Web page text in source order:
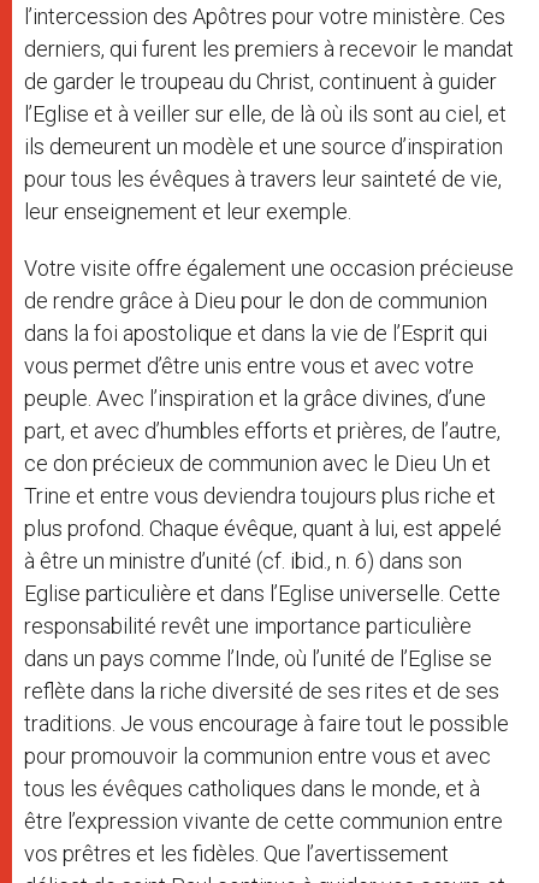
l’intercession des Apôtres pour votre ministère. Ces
derniers, qui furent les premiers à recevoir le mandat
de garder le troupeau du Christ, continuent à guider
l’Eglise et à veiller sur elle, de là où ils sont au ciel, et
ils demeurent un modèle et une source d’inspiration
pour tous les évêques à travers leur sainteté de vie,
leur enseignement et leur exemple.
Votre visite offre également une occasion précieuse
de rendre grâce à Dieu pour le don de communion
dans la foi apostolique et dans la vie de l’Esprit qui
vous permet d’être unis entre vous et avec votre
peuple. Avec l’inspiration et la grâce divines, d’une
part, et avec d’humbles efforts et prières, de l’autre,
ce don précieux de communion avec le Dieu Un et
Trine et entre vous deviendra toujours plus riche et
plus profond. Chaque évêque, quant à lui, est appelé
à être un ministre d’unité (cf. ibid., n. 6) dans son
Eglise particulière et dans l’Eglise universelle. Cette
responsabilité revêt une importance particulière
dans un pays comme l’Inde, où l’unité de l’Eglise se
reflète dans la riche diversité de ses rites et de ses
traditions. Je vous encourage à faire tout le possible
pour promouvoir la communion entre vous et avec
tous les évêques catholiques dans le monde, et à
être l’expression vivante de cette communion entre
vos prêtres et les fidèles. Que l’avertissement